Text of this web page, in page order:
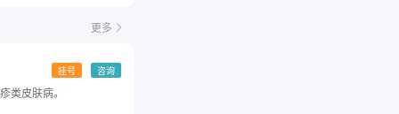
更多
咨询
挂号
类皮肤病。